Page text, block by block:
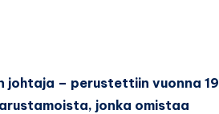
johtaja – perustettiin vuonna
jonka omistaa